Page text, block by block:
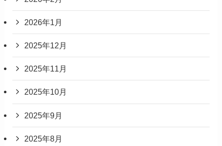
2026年1月
2025年12月
2025年11月
2025年10月
2025年9月
2025年8月